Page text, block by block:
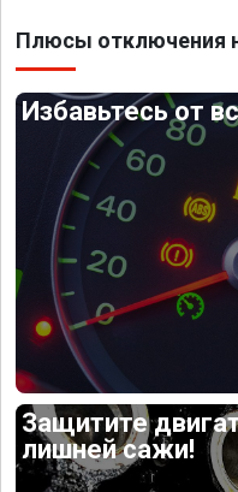
Плюсы отключения
Избавьтесь от
Защитите
лишней сажи!